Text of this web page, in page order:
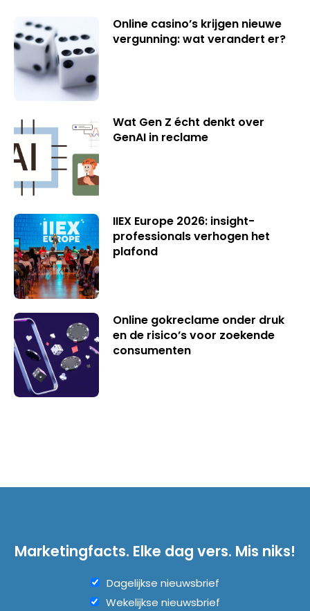
Online casino’s krijgen nieuwe
vergunning: wat verandert er?
Wat Gen Z écht denkt over
GenAI in reclame
IIEX Europe 2026: insight-
professionals verhogen het
plafond
Online gokreclame onder druk
en de risico’s voor zoekende
consumenten
Marketingfacts. Elke dag vers. Mis niks!
Dagelijkse nieuwsbrief
Wekelijkse nieuwsbrief